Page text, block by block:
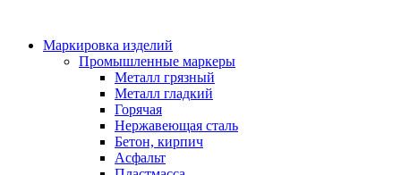
Маркировка изделий
Промышленные маркеры
Металл грязный
Металл гладкий
Горячая
Нержавеющая сталь
Бетон, кирпич
Асфальт